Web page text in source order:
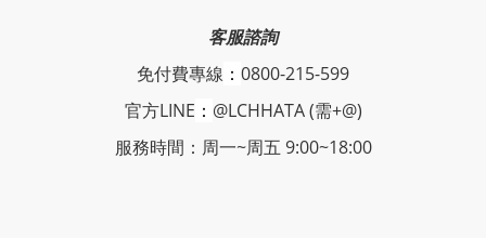
客服諮詢
免付費專線 ： 0800-215-599
官方LINE ： @LCHHATA (需+@)
服務時間：周一~周五 9:00~18:00